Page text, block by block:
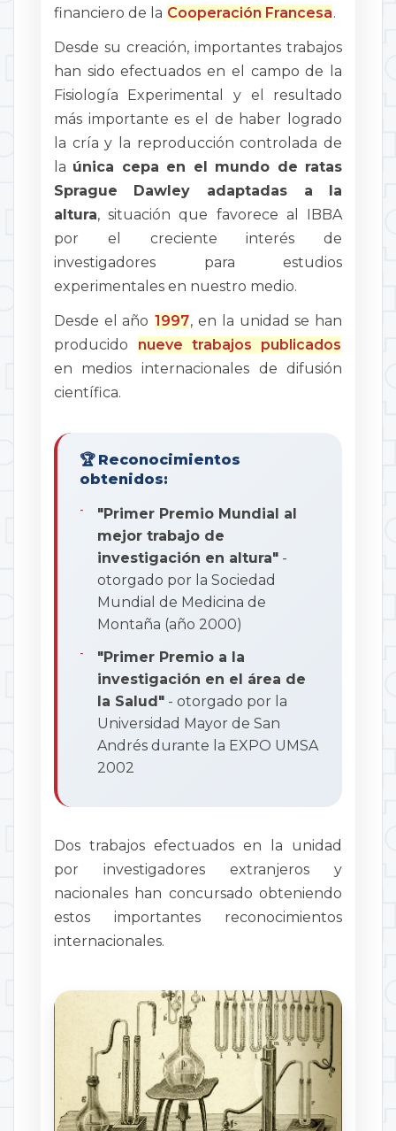
financiero de la Cooperación Francesa.
Desde su creación, importantes trabajos
han sido efectuados en el campo de la
Fisiología Experimental y el resultado
más importante es el de haber logrado
la cría y la reproducción controlada de
la única cepa en el mundo de ratas
Sprague Dawley adaptadas a la
altura, situación que favorece al IBBA
por el creciente interés de
investigadores para estudios
experimentales en nuestro medio.
Desde el año 1997, en la unidad se han
producido
nueve trabajos publicados
en medios internacionales de difusión
científica.
🏆 Reconocimientos
obtenidos:
"Primer Premio Mundial al
mejor trabajo de
investigación en altura"-
otorgado por la Sociedad
Mundial de Medicina de
Montaña (año 2000)
"Primer Premio a la
investigación en el área de
la Salud"- otorgado por la
Universidad Mayor de San
Andrés durante la EXPO UMSA
2002
Dos trabajos efectuados en la unidad
por investigadores extranjeros y
nacionales han concursado obteniendo
estos importantes reconocimientos
internacionales.